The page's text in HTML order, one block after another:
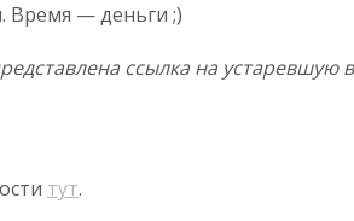
Время — деньги ;)
ссылка на устаревшую
тут.